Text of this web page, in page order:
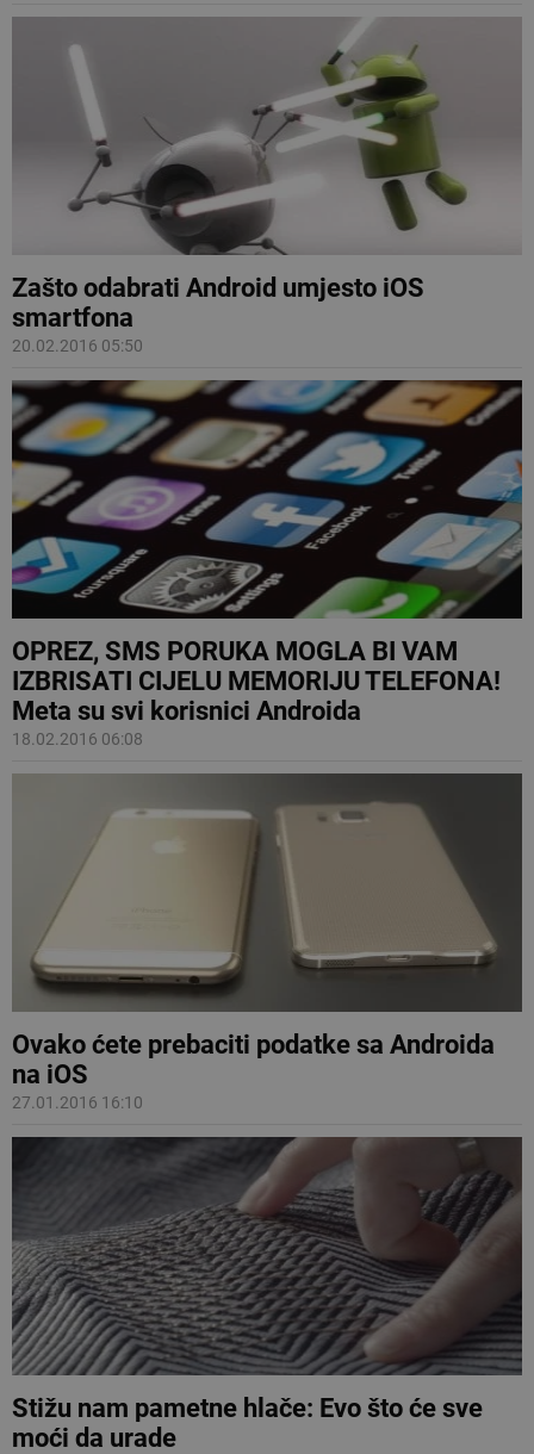
Zašto odabrati Android umjesto iOS
smartfona
20.02.2016 05:50
OPREZ, SMS PORUKA MOGLA BI VAM
IZBRISATI CIJELU MEMORIJU TELEFONA!
Meta su svi korisnici Androida
18.02.2016 06:08
Ovako ćete prebaciti podatke sa Androida
na iOS
27.01.2016 16:10
Stižu nam pametne hlače: Evo što će sve
moći da urade